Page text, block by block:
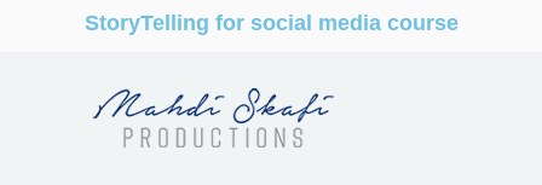
StoryTelling for social media course